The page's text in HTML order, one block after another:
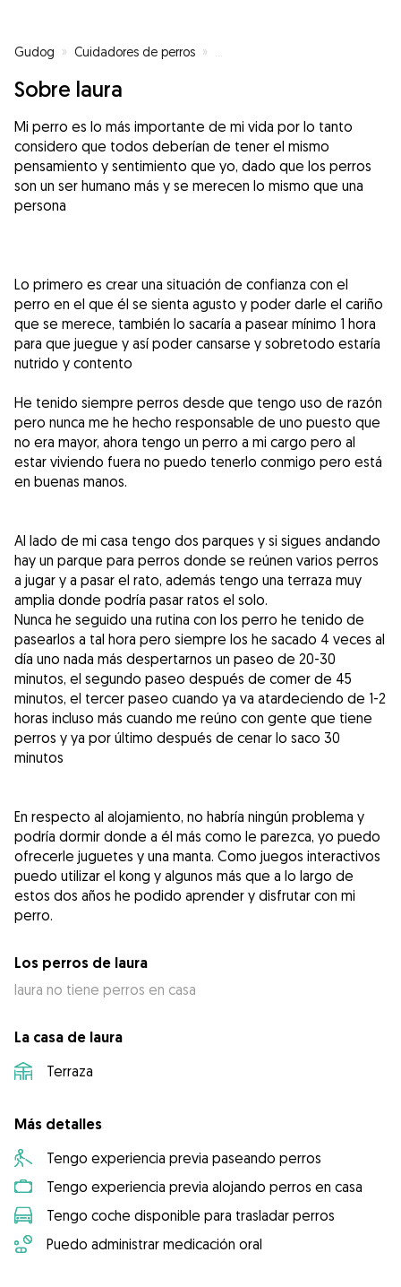
Gudog » Cuidadores de perros »
Sobre laura
Mi perro es lo más importante de mi vida por lo tanto
considero que todos deberían de tener el mismo
pensamiento y sentimiento que yo, dado que los perros
son un ser humano más y se merecen lo mismo que una
persona
Lo primero es crear una situación de confianza con el
perro en el que él se sienta agusto y poder darle el cariño
que se merece, también lo sacaría a pasear mínimo 1 hora
para que juegue y así poder cansarse y sobretodo estaría
nutrido y contento
He tenido siempre perros desde que tengo uso de razón
pero nunca me he hecho responsable de uno puesto que
no era mayor, ahora tengo un perro a mi cargo pero al
estar viviendo fuera no puedo tenerlo conmigo pero está
en buenas manos.
Al lado de mi casa tengo dos parques y si sigues andando
hay un parque para perros donde se reúnen varios perros
a jugar y a pasar el rato, además tengo una terraza muy
amplia donde podría pasar ratos el solo.
Nunca he seguido una rutina con los perro he tenido de
pasearlos a tal hora pero siempre los he sacado 4 veces al
día uno nada más despertarnos un paseo de 20-30
minutos, el segundo paseo después de comer de 45
minutos, el tercer paseo cuando ya va atardeciendo de 1-2
horas incluso más cuando me reúno con gente que tiene
perros y ya por último después de cenar lo saco 30
minutos
En respecto al alojamiento, no habría ningún problema y
podría dormir donde a él más como le parezca, yo puedo
ofrecerle juguetes y una manta. Como juegos interactivos
puedo utilizar el kong y algunos más que a lo largo de
estos dos años he podido aprender y disfrutar con mi
Los perros de laura
laura no tiene perros en casa
La casa de laura
Terraza
Más detalles
Tengo experiencia previa paseando perros
Tengo experiencia previa alojando perros en casa
Tengo coche disponible para trasladar perros
Puedo administrar medicación oral